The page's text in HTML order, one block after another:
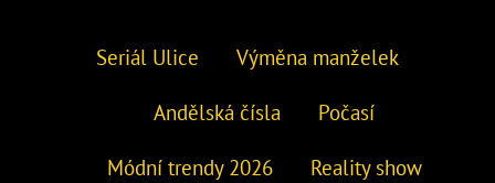
Seriál Ulice Výměna manželek
Andělská čísla Počasí
Módní trendy 2026 Reality show